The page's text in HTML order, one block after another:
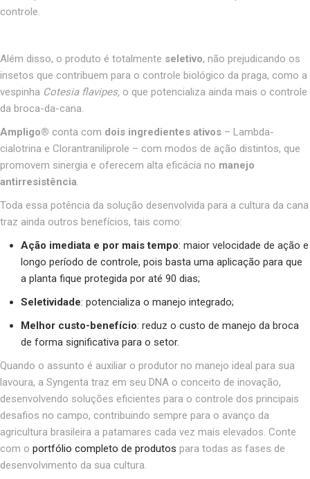
controle.
Além disso, o produto é totalmente seletivo, não prejudicando os
insetos que contribuem para o controle biológico da praga, como a
vespinha Cotesia flavipes, o que potencializa ainda mais o controle
da broca-da-cana.
Ampligo® conta com dois ingredientes ativos – Lambda-
cialotrina e Clorantraniliprole – com modos de ação distintos, que
promovem sinergia e oferecem alta eficácia no manejo
antirresistência.
Toda essa potência da solução desenvolvida para a cultura da cana
traz ainda outros benefícios, tais como:
Ação imediata e por mais tempo: maior velocidade de ação e
longo período de controle, pois basta uma aplicação para que
a planta fique protegida por até 90 dias;
Seletividade: potencializa o manejo integrado;
Melhor custo-benefício: reduz o custo de manejo da broca
de forma significativa para o setor.
Quando o assunto é auxiliar o produtor no manejo ideal para sua
lavoura, a Syngenta traz em seu DNA o conceito de inovação,
desenvolvendo soluções eficientes para o controle dos principais
desafios no campo, contribuindo sempre para o avanço da
agricultura brasileira a patamares cada vez mais elevados. Conte
com o portfólio completo de produtos para todas as fases de
desenvolvimento da sua cultura.